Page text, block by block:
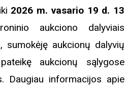
iki 2026 m. vasario 19 d. 13
aukciono dalyviais
sumokėję aukcionų dalyvių
aukcionų sąlygose
Daugiau informacijos apie